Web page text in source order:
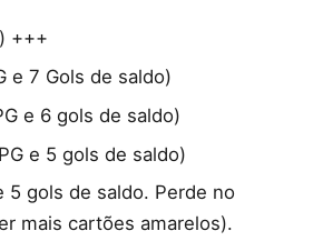
+++
e 7 Gols de saldo)
e 6 gols de saldo)
e 5 gols de saldo)
5 gols de saldo. Perde no
mais cartões amarelos).